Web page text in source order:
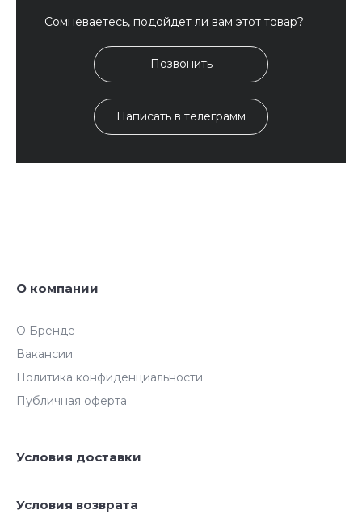
Сомневаетесь, подойдет ли вам этот товар?
Позвонить
Написать в телеграмм
О компании
О Бренде
Вакансии
Политика конфиденциальности
Публичная оферта
Условия доставки
Условия возврата